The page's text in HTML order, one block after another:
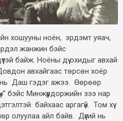
хошууны ноён, эрдэмт уяач,
жанжин бэйс
байж. Ноёны дүү охидыг авхай
авхайгаас төрсөн хоёр
нь Даш гэдэг ажээ. Өөрөөр
бэйс Минжүүрдоржийн зээ нар
байхаас аргагүй. Том хүү
олуулаа айл байв. Дүүгий нь